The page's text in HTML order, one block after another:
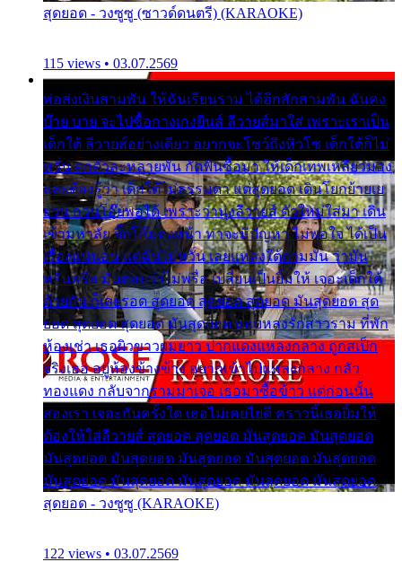
สุดยอด - วงซูซู (ซาวด์ดนตรี) (KARAOKE)
115 views • 03.07.2569
พ่อส่งเงินสามพัน ให้ฉันเรียนราม ได้อีกสักสามพัน ฉันคง
บ๊าย บาย จะไปซื้อกางเกงยีนส์ ลีวายส์มาใส่ เพราะเราเป็น
เด็กใต้ ลีวายส์อย่างเดียว อยากจะโชว์ถึงหิวโซ เด็กใต้ก็ไม่
หวั่น ตกตัวละหลายพัน กัดฟันซื้อมา ให้เด็กเทพเหลียวมอง
และต้องรู้ว่า เด็กใต้ไม่ธรรมดา แต่สุดยอด เดินโยกย้ายเย
ยวน กวนโอ๊ยพอได้ เพราะว่านุ่งลีวายส์ ตัวใหม่ใส่มา เดิน
เข้ามหาลัย จิ๊กโก๊มองหน้า ท่าจะมีปัญหา ไม่พอใจ ได้เป็น
เรื่องแน่นอน แต่ฉันไม่หวั่น เลยแหลงใต้ถามมัน ว่ามัน
พรั่นพรือ มันตอบว่าไม่พรื่อ เปลี่ยนเป็นยิ้มให้ เจอะเด็กใต้
ด้วยกัน ก็เลยรอด สุดยอด สุดยอด สุดยอด มันสุดยอด สุด
ยอด สุดยอด สุดยอด มันสุดยอด แอบหลงรักสาวราม ที่พัก
ห้องเช่า เธอผิวขาวผมยาว ปากแดงแหลงกลาง ถูกสเป็ก
จริงเธอ อยู่ห้องข้างข้าง อยากเข้าไปแหลงกลาง กลัว
ทองแดง กลับจากรามมาเจอ เธอมาซื้อข้าว แต่ก่อนนั้น
สองเรา เจอะกันครั้งใด เธอไม่เคยไยดี คราวนี้เธอยิ้มให้
ต้องให้ใส่ลีวายส์ สุดยอด สุดยอด มันสุดยอด มันสุดยอด
มันสุดยอด มันสุดยอด มันสุดยอด มันสุดยอด มันสุดยอด
มันสุดยอด มันสุดยอด มันสุดยอด มันสุดยอด มันสุดยอด
สุดยอด - วงซูซู (KARAOKE)
122 views • 03.07.2569